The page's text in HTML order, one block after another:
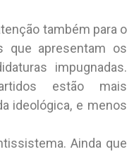
também para o
que apresentam os
impugnadas.
estão mais
ideológica, e menos
Ainda que